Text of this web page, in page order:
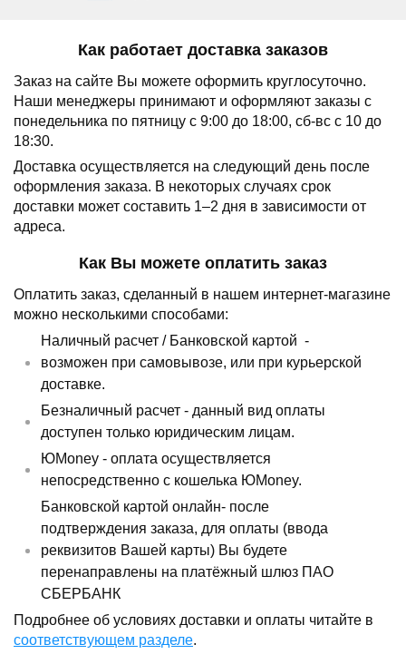
Как работает доставка заказов
Заказ на сайте Вы можете оформить круглосуточно.
Наши менеджеры принимают и оформляют заказы с
понедельника по пятницу с 9:00 до 18:00, сб-вс с 10 до
18:30.
Доставка осуществляется на следующий день после
оформления заказа. В некоторых случаях срок
доставки может составить 1–2 дня в зависимости от
адреса.
Как Вы можете оплатить заказ
Оплатить заказ, сделанный в нашем интернет-магазине
можно несколькими способами:
Наличный расчет / Банковской картой -
возможен при самовывозе, или при курьерской
доставке.
Безналичный расчет - данный вид оплаты
доступен только юридическим лицам.
ЮMoney - оплата осуществляется
непосредственно с кошелька ЮMoney.
Банковской картой онлайн- после
подтверждения заказа, для оплаты (ввода
реквизитов Вашей карты) Вы будете
перенаправлены на платёжный шлюз ПАО
СБЕРБАНК
Подробнее об условиях доставки и оплаты читайте в
соответствующем разделе.